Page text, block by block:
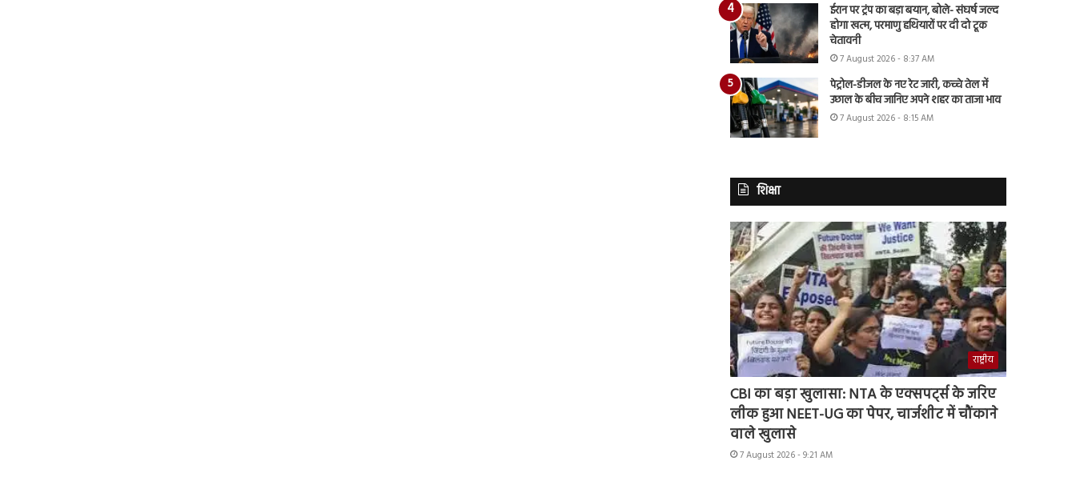
ईरान पर ट्रंप का बड़ा बयान, बोले- संघर्ष जल्द
होगा खत्म, परमाणु हथियारों पर दी दो टूक
चेतावनी
7 August 2026 - 8:37 AM
पेट्रोल-डीजल के नए रेट जारी, कच्चे तेल में
उछाल के बीच जानिए अपने शहर का ताजा भाव
7 August 2026 - 8:15 AM
शिक्षा
राष्ट्रीय
CBI का बड़ा खुलासा: NTA के एक्सपर्ट्स के जरिए
लीक हुआ NEET-UG का पेपर, चार्जशीट में चौंकाने
वाले खुलासे
7 August 2026 - 9:21 AM